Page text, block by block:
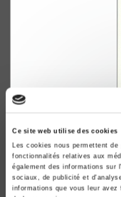
Ce site web utilise des cookies
Les cookies nous permettent
fonctionnalités relatives aux
également des informations sur
sociaux, de publicité et
informations que vous leur
Raisons
La démocratie
Astrid von Busekist,